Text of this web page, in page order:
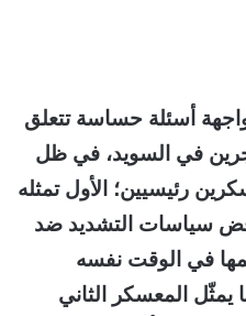
أسئلة حساسة تتعلق
في السويد، في ظل
رئيسيين؛ الأول تمثله
سياسات التشديد ضد
في الوقت نفسه
يمثّل المعسكر الثاني